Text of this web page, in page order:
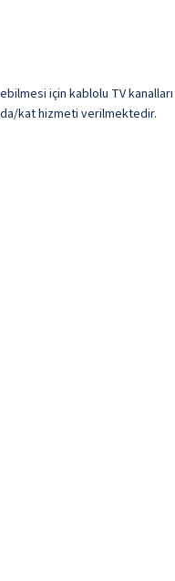
için kablolu TV
kat hizmeti verilmektedir.